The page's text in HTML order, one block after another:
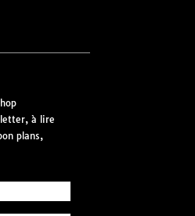
à lire
plans,